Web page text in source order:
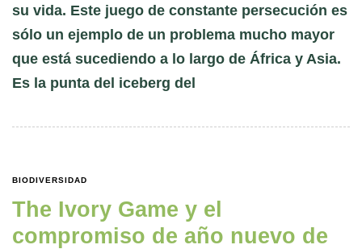
su vida. Este juego de constante persecución es
sólo un ejemplo de un problema mucho mayor
que está sucediendo a lo largo de África y Asia.
Es la punta del iceberg del
BIODIVERSIDAD
The Ivory Game y el
compromiso de año nuevo de